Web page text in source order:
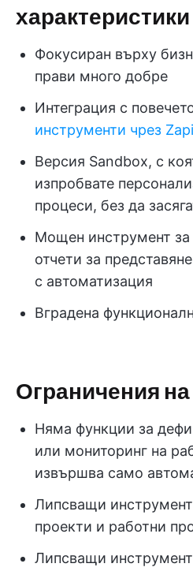
Фокусиран върху
прави много добре
Интеграция с
инструменти чрез
Версия Sandbox, с
изпробвате
процеси, без да
Мощен инструмент за
отчети за
с автоматизация
Вградена
Ограничения
Няма функции за
или мониторинг на
извършва само
Липсващи
проекти и работни
Липсващи